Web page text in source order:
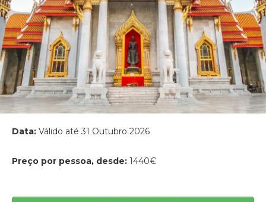
Data: Válido até 31 Outubro 2026
Preço por pessoa, desde: 1440€